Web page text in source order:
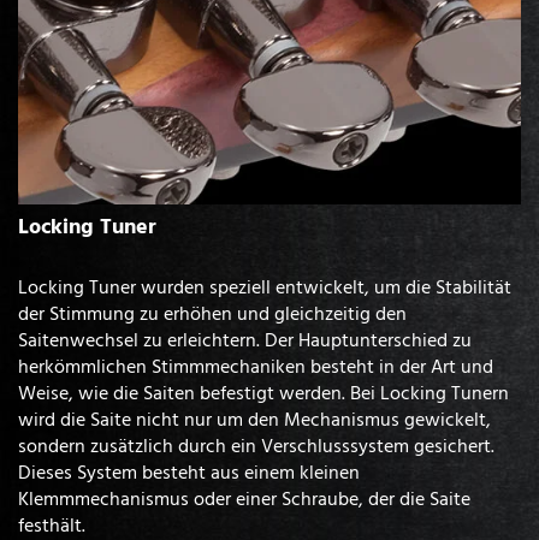
Locking Tuner
Locking Tuner wurden speziell entwickelt, um die Stabilität
der Stimmung zu erhöhen und gleichzeitig den
Saitenwechsel zu erleichtern. Der Hauptunterschied zu
herkömmlichen Stimmmechaniken besteht in der Art und
Weise, wie die Saiten befestigt werden. Bei Locking Tunern
wird die Saite nicht nur um den Mechanismus gewickelt,
sondern zusätzlich durch ein Verschlusssystem gesichert.
Dieses System besteht aus einem kleinen
Klemmmechanismus oder einer Schraube, der die Saite
festhält.